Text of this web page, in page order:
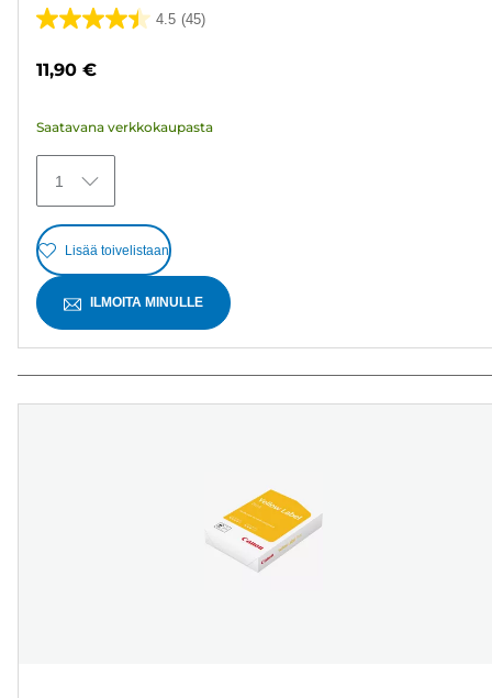
4.5 (45)
4.5/5
45
11,90 €
Saatavana verkkokaupasta
1
Lisää toivelistaan
ILMOITA MINULLE